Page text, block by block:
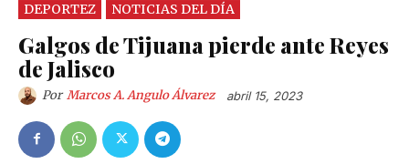
DEPORTEZ NOTICIAS DEL DÍA
Galgos de Tijuana pierde ante Reyes
de Jalisco
Por Marcos A. Angulo Álvarez abril 15, 2023